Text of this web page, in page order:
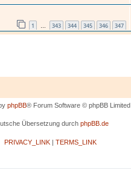
1 … 343 344 345 346 347
phpBB® Forum Software © phpBB Limited
Übersetzung durch phpBB.de
PRIVACY_LINK| TERMS_LINK